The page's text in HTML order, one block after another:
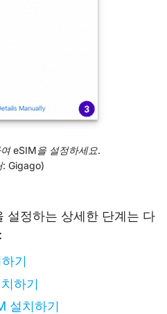
eSIM을 설정하세요.
: Gigago)
설정하는 상세한 단계는 다
기
하기
설치하기